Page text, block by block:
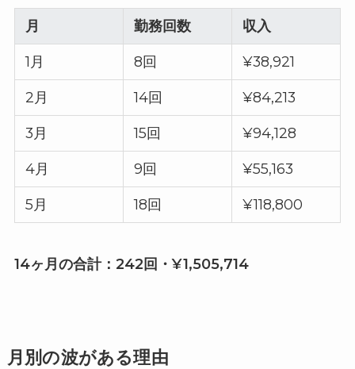
月 勤務回数 収入
1月 8回 ¥38,921
2月 14回 ¥84,213
3月 15回 ¥94,128
4月 9回 ¥55,163
5月 18回 ¥118,800
14ヶ月の合計：242回・¥1,505,714
月別の波がある理由